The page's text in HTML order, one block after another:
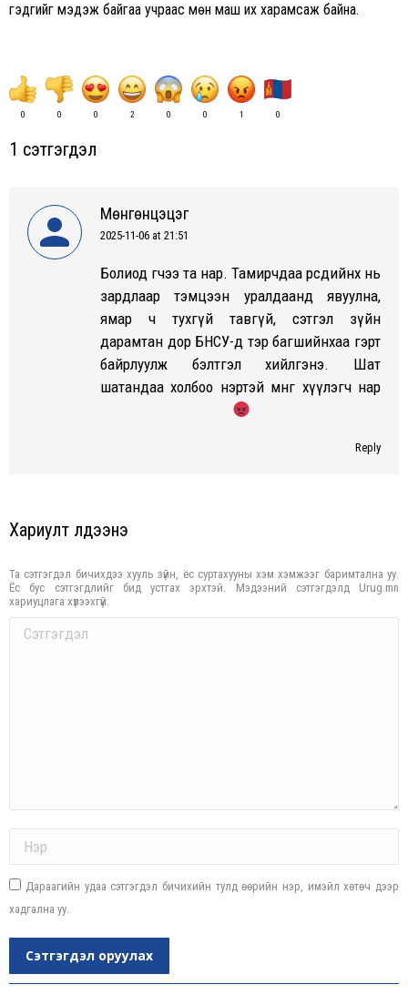
гэдгийг мэдэж байгаа учраас мөн маш их харамсаж байна.
0 0 0 2 0 0 1 0
1 сэтгэгдэл
Мөнгөнцэцэг
says:
2025-11-06 at 21:51
Болиод өгөөчээ та нар. Тамирчдаа өөрсдийнх нь
зардлаар тэмцээн уралдаанд явуулна,
ямар ч тухгүй тавгүй, сэтгэл зүйн
дарамтан дор БНСУ-д тэр багшийнхаа гэрт
байрлуулж бэлтгэл хийлгэнэ. Шат
шатандаа холбоо нэртэй мөнгө хүүлэгч нар
Reply
Хариулт үлдээнэ үү
Та сэтгэгдэл бичихдээ хууль зүйн, ёс суртахууны хэм хэмжээг баримтална уу.
Ёс бус сэтгэгдлийг бид устгах эрхтэй. Мэдээний сэтгэгдэлд Urug.mn
хариуцлага хүлээхгүй.
Comment
Дараагийн удаа сэтгэгдэл бичихийн тулд өөрийн нэр, имэйл хөтөч дээр
хадгална уу.
Сэтгэгдэл оруулах